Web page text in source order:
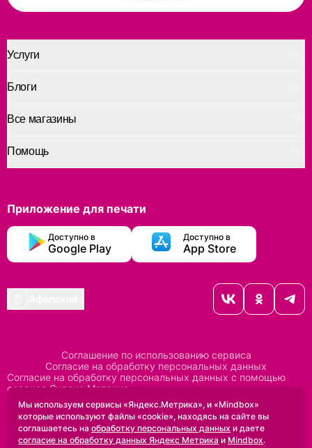
Услуги
Помощь
Блоги
Все магазины
Приложение для печати
Доступно в
Google Play
Доступно в
App Store
Соглашение по использованию сервиса
Согласие на обработку персональных данных
Согласие на обработку персональных данных с помощью
сервиса Яндекс Метрика
Согласие на обработку персональных данных с помощью
сервиса Mindbox
Положение по обработке персональных данных
Политика конфиденциальностиДоговор оферты
Мы используем сервисы «Яндекс.Метрика», и «Mindbox»
которые используют файлы «cookie», находясь на сайте вы
соглашаетесь на обработку персональных данных и даете
согласие на обработку данных Яндекс Метрика и Mindbox.